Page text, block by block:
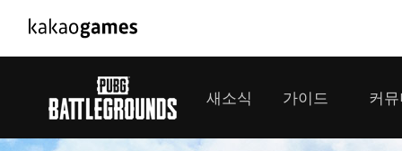
PC/모바일게임
도깨비의세계
배틀그라
새소식 가이드 커